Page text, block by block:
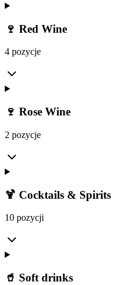
🍷 Red Wine
4 pozycje
🍷 Rose Wine
2 pozycje
🍹 Cocktails & Spirits
10 pozycji
🥤 Soft drinks